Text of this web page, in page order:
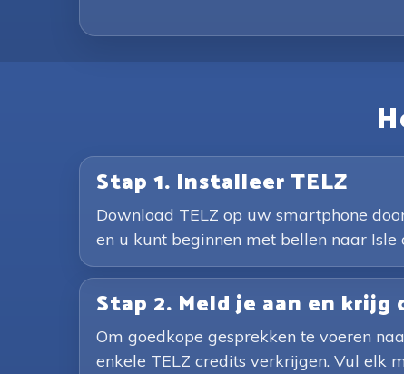
Stap 1. Installeer TELZ
Download TELZ op uw smartphone
en u kunt beginnen met bellen naar Isle
Stap 2. Meld je aan en krijg
Om goedkope gesprekken te voeren
enkele TELZ credits verkrijgen. Vul elk